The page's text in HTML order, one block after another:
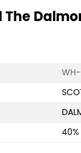
The
WH-
40%